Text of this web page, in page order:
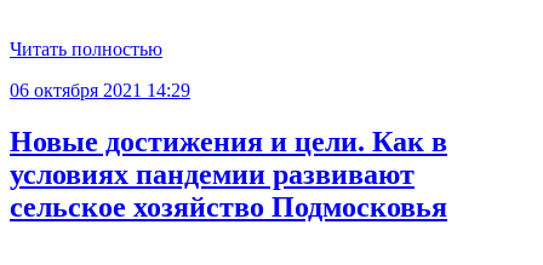
Читать полностью
06 октября 2021 14:29
Новые достижения и цели. Как в
условиях пандемии развивают
сельское хозяйство Подмосковья